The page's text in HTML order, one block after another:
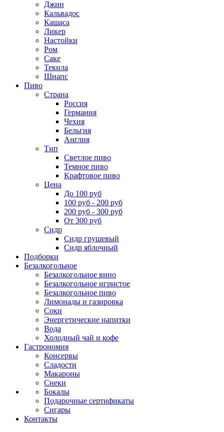
Джин
Кальвадос
Кашаса
Ликер
Настойки
Ром
Саке
Текила
Шнапс
Пиво
Страна
Россия
Германия
Чехия
Бельгия
Англия
Тип
Светлое пиво
Темное пиво
Крафтовое пиво
Цена
До 100 руб
100 руб - 200 руб
200 руб - 300 руб
От 300 руб
Сидр
Сидр грушевый
Сидр яблочный
Подборки
Безалкогольное
Безалкогольное вино
Безалкогольное игристое
Безалкогольное пиво
Лимонады и газировка
Соки
Энергетические напитки
Вода
Холодный чай и кофе
Гастрономия
Консервы
Сладости
Макароны
Снеки
Бокалы
Подарочные сертификаты
Сигары
Контакты